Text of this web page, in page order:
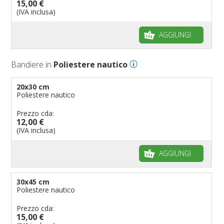
Bandiere per biciclette
Bandiere per eventi religiosi
Bandiere per ambasciate
Bandiere per riserve naturali e parchi
Bandiere per musicisti
pennoni per bandiere
15,00 €
(IVA inclusa)
AGGIUNGI
Bandiere in Poliestere nautico
20x30 cm
Poliestere nautico
Prezzo cda:
12,00 €
(IVA inclusa)
AGGIUNGI
30x45 cm
Poliestere nautico
Prezzo cda:
15,00 €